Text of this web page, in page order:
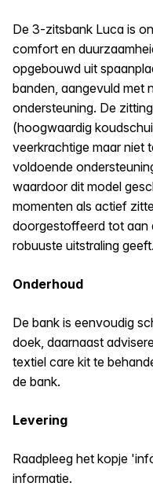
De 3-zitsbank Luca is
comfort en
opgebouwd uit
banden, aangevuld met
ondersteuning. De
(hoogwaardig
veerkrachtige maar niet
voldoende
waardoor dit model
momenten als actief
doorgestoffeerd tot aan
robuuste uitstraling geeft.
Onderhoud
De bank is eenvoudig
doek, daarnaast
textiel care kit te
de bank.
Levering
Raadpleeg het kopje
informatie.